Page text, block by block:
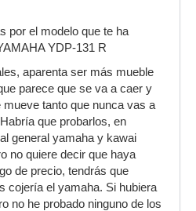
por el modelo que te ha
YDP-131 R
aparenta ser más mueble
parece que se va a caer y
tanto que nunca vas a
que probarlos, en
general yamaha y kawai
no quiere decir que haya
de precio, tendrás que
cojería el yamaha. Si hubiera
no he probado ninguno de los